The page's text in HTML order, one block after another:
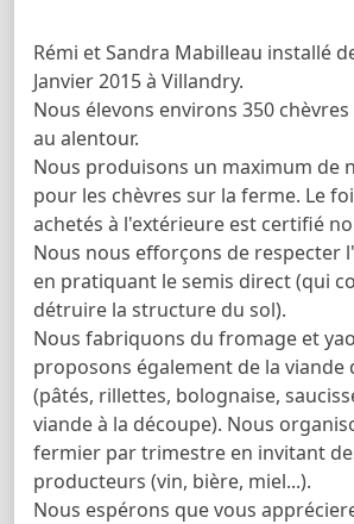
Rémi et Sandra Mabilleau installé
Janvier 2015 à Villandry.
Nous élevons environs 350
au alentour.
Nous produisons un maximum de
pour les chèvres sur la ferme. Le
achetés à l'extérieure est certifié
Nous nous efforçons de respecter
en pratiquant le semis direct (qui
détruire la structure du sol).
Nous fabriquons du fromage et
proposons également de la viande
(pâtés, rillettes, bolognaise,
viande à la découpe). Nous
fermier par trimestre en invitant
producteurs (vin, bière, miel...).
Nous espérons que vous